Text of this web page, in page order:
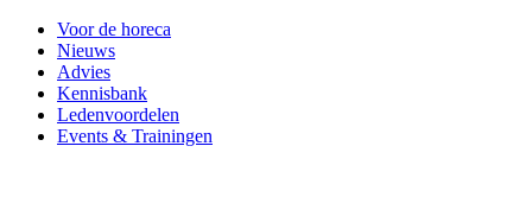
Voor de horeca
Nieuws
Advies
Kennisbank
Ledenvoordelen
Events & Trainingen